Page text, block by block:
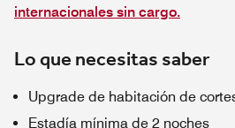
internacionales sin cargo.
Lo que necesitas saber
Upgrade de habitación de
Estadía mínima de 2 noches